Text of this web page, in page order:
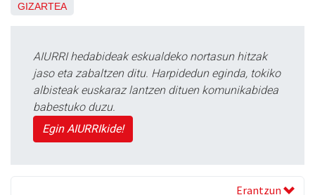
GIZARTEA
AIURRI hedabideak eskualdeko nortasun hitzak
jaso eta zabaltzen ditu. Harpidedun eginda, tokiko
albisteak euskaraz lantzen dituen komunikabidea
babestuko duzu.
Egin AIURRIkide!
Erantzun